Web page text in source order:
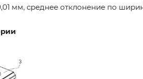
мм, среднее отклонение по